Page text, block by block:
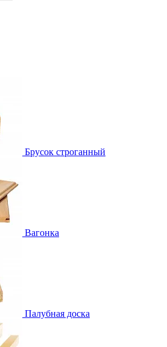
Брусок строганный
Вагонка
Палубная доска